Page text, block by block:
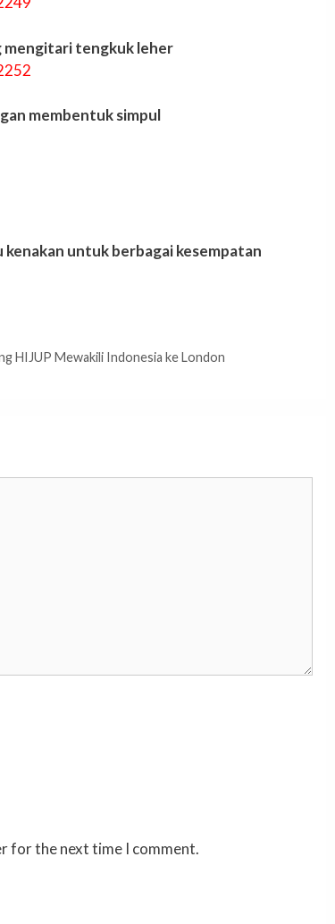
mengitari tengkuk leher
membentuk simpul
kenakan untuk berbagai kesempatan
HIJUP Mewakili Indonesia ke London
for the next time I comment.